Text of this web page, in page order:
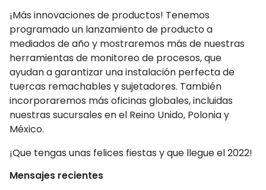
¡Más innovaciones de productos! Tenemos
programado un lanzamiento de producto a
mediados de año y mostraremos más de nuestras
herramientas de monitoreo de procesos, que
ayudan a garantizar una instalación perfecta de
tuercas remachables y sujetadores. También
incorporaremos más oficinas globales, incluidas
nuestras sucursales en el Reino Unido, Polonia y
México.
¡Que tengas unas felices fiestas y que llegue el 2022!
Mensajes recientes